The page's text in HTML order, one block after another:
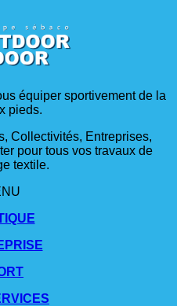
équiper sportivement de la
pieds.
Collectivités, Entreprises,
pour tous vos travaux de
textile.